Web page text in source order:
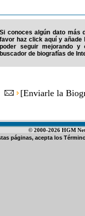
Si conoces algún dato más
favor haz click aquí y
poder seguir mejorando y
buscador de biografías de
[Enviarle la
© 2000-2026 HGM
páginas, acepta los